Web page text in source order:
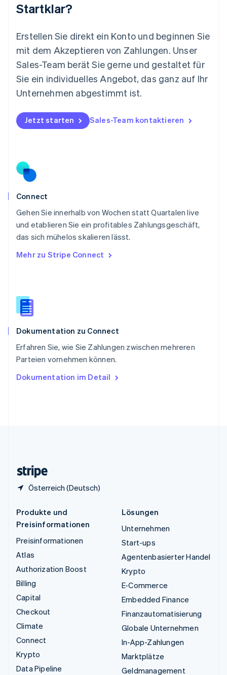
Startklar?
Erstellen Sie direkt ein Konto und beginnen Sie
mit dem Akzeptieren von Zahlungen. Unser
Sales-Team berät Sie gerne und gestaltet für
Sie ein individuelles Angebot, das ganz auf Ihr
Unternehmen abgestimmt ist.
Jetzt starten Sales-Team kontaktieren
Connect
Gehen Sie innerhalb von Wochen statt Quartalen live
und etablieren Sie ein profitables Zahlungsgeschäft,
das sich mühelos skalieren lässt.
Mehr zu Stripe Connect
Dokumentation zu Connect
Erfahren Sie, wie Sie Zahlungen zwischen mehreren
Parteien vornehmen können.
Dokumentation im Detail
Österreich (Deutsch)
Mexiko
English
Niederlande
Nederlands English
Norwegen
English
Österreich
Polen
English
Portugal
Schweden
Svenska
Schweiz
Singapur
English简体中文
Slowakei
Slowenien
English
Spanien
Thailand
Tschechische Republik
English
English
Produkte und
Preisinformationen
Preisinformationen
Atlas
Authorization Boost
Billing
Capital
Checkout
Climate
Connect
Krypto
Data Pipeline
Lösungen
Unternehmen
Start-ups
Agentenbasierter Handel
Krypto
E-Commerce
Embedded Finance
Finanzautomatisierung
Globale Unternehmen
In-App-Zahlungen
Marktplätze
Geldmanagement